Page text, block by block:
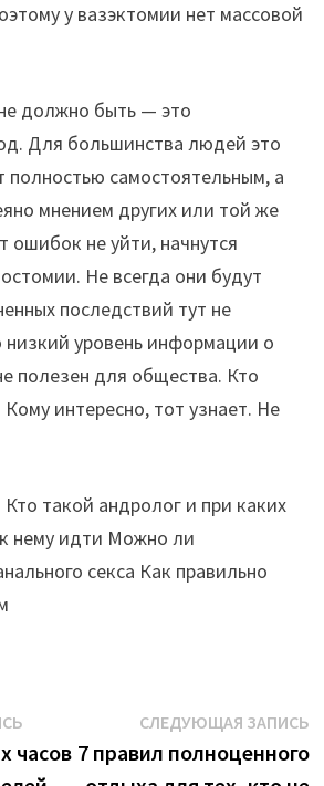
у вазэктомии нет массовой
должно быть — это
Для большинства людей это
полностью самостоятельным, а
мнением других или той же
ошибок не уйти, начнутся
Не всегда они будут
последствий тут не
низкий уровень информации о
полезен для общества. Кто
интересно, тот узнает. Не
Кто такой андролог и при каких
нему идти Можно ли
секса Как правильно
Предыдущая
запись:
часов
СЛЕДУЮЩАЯ ЗАПИСЬ
7 правил полноценного